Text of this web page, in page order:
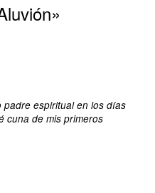
padre espiritual en los días
cuna de mis primeros